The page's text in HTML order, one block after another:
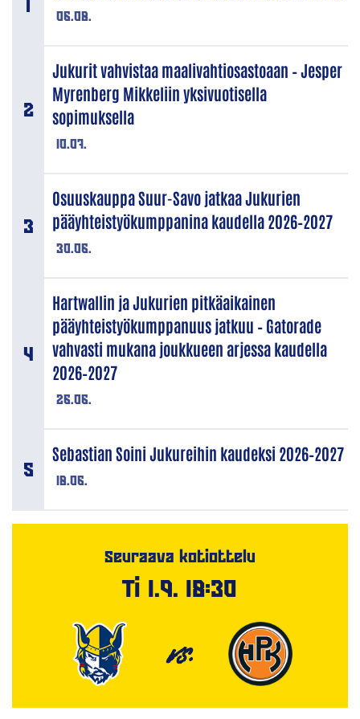
06.08.
10.07.
Jukurit vahvistaa maalivahtiosastoaan – Jesper
Myrenberg Mikkeliin yksivuotisella
sopimuksella
30.06.
Osuuskauppa Suur-Savo jatkaa Jukurien
pääyhteistyökumppanina kaudella 2026–2027
26.06.
Hartwallin ja Jukurien pitkäaikainen
pääyhteistyökumppanuus jatkuu – Gatorade
vahvasti mukana joukkueen arjessa kaudella
2026–2027
18.06.
Sebastian Soini Jukureihin kaudeksi 2026–2027
Seuraava kotiottelu
Ti 1.9. 18:30
VS.